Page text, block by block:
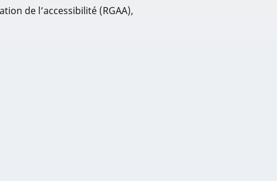
de l’accessibilité (RGAA),